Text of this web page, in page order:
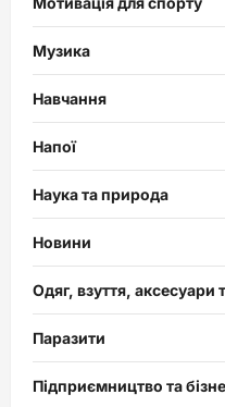
Музика
Навчання
Напої
Наука та природа
Новини
Одяг, взуття, аксесуари
Паразити
Підприємництво та